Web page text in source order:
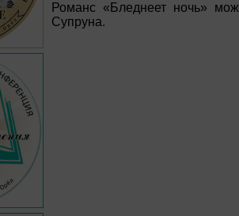
Романс «Бледнеет ночь»
Супруна.